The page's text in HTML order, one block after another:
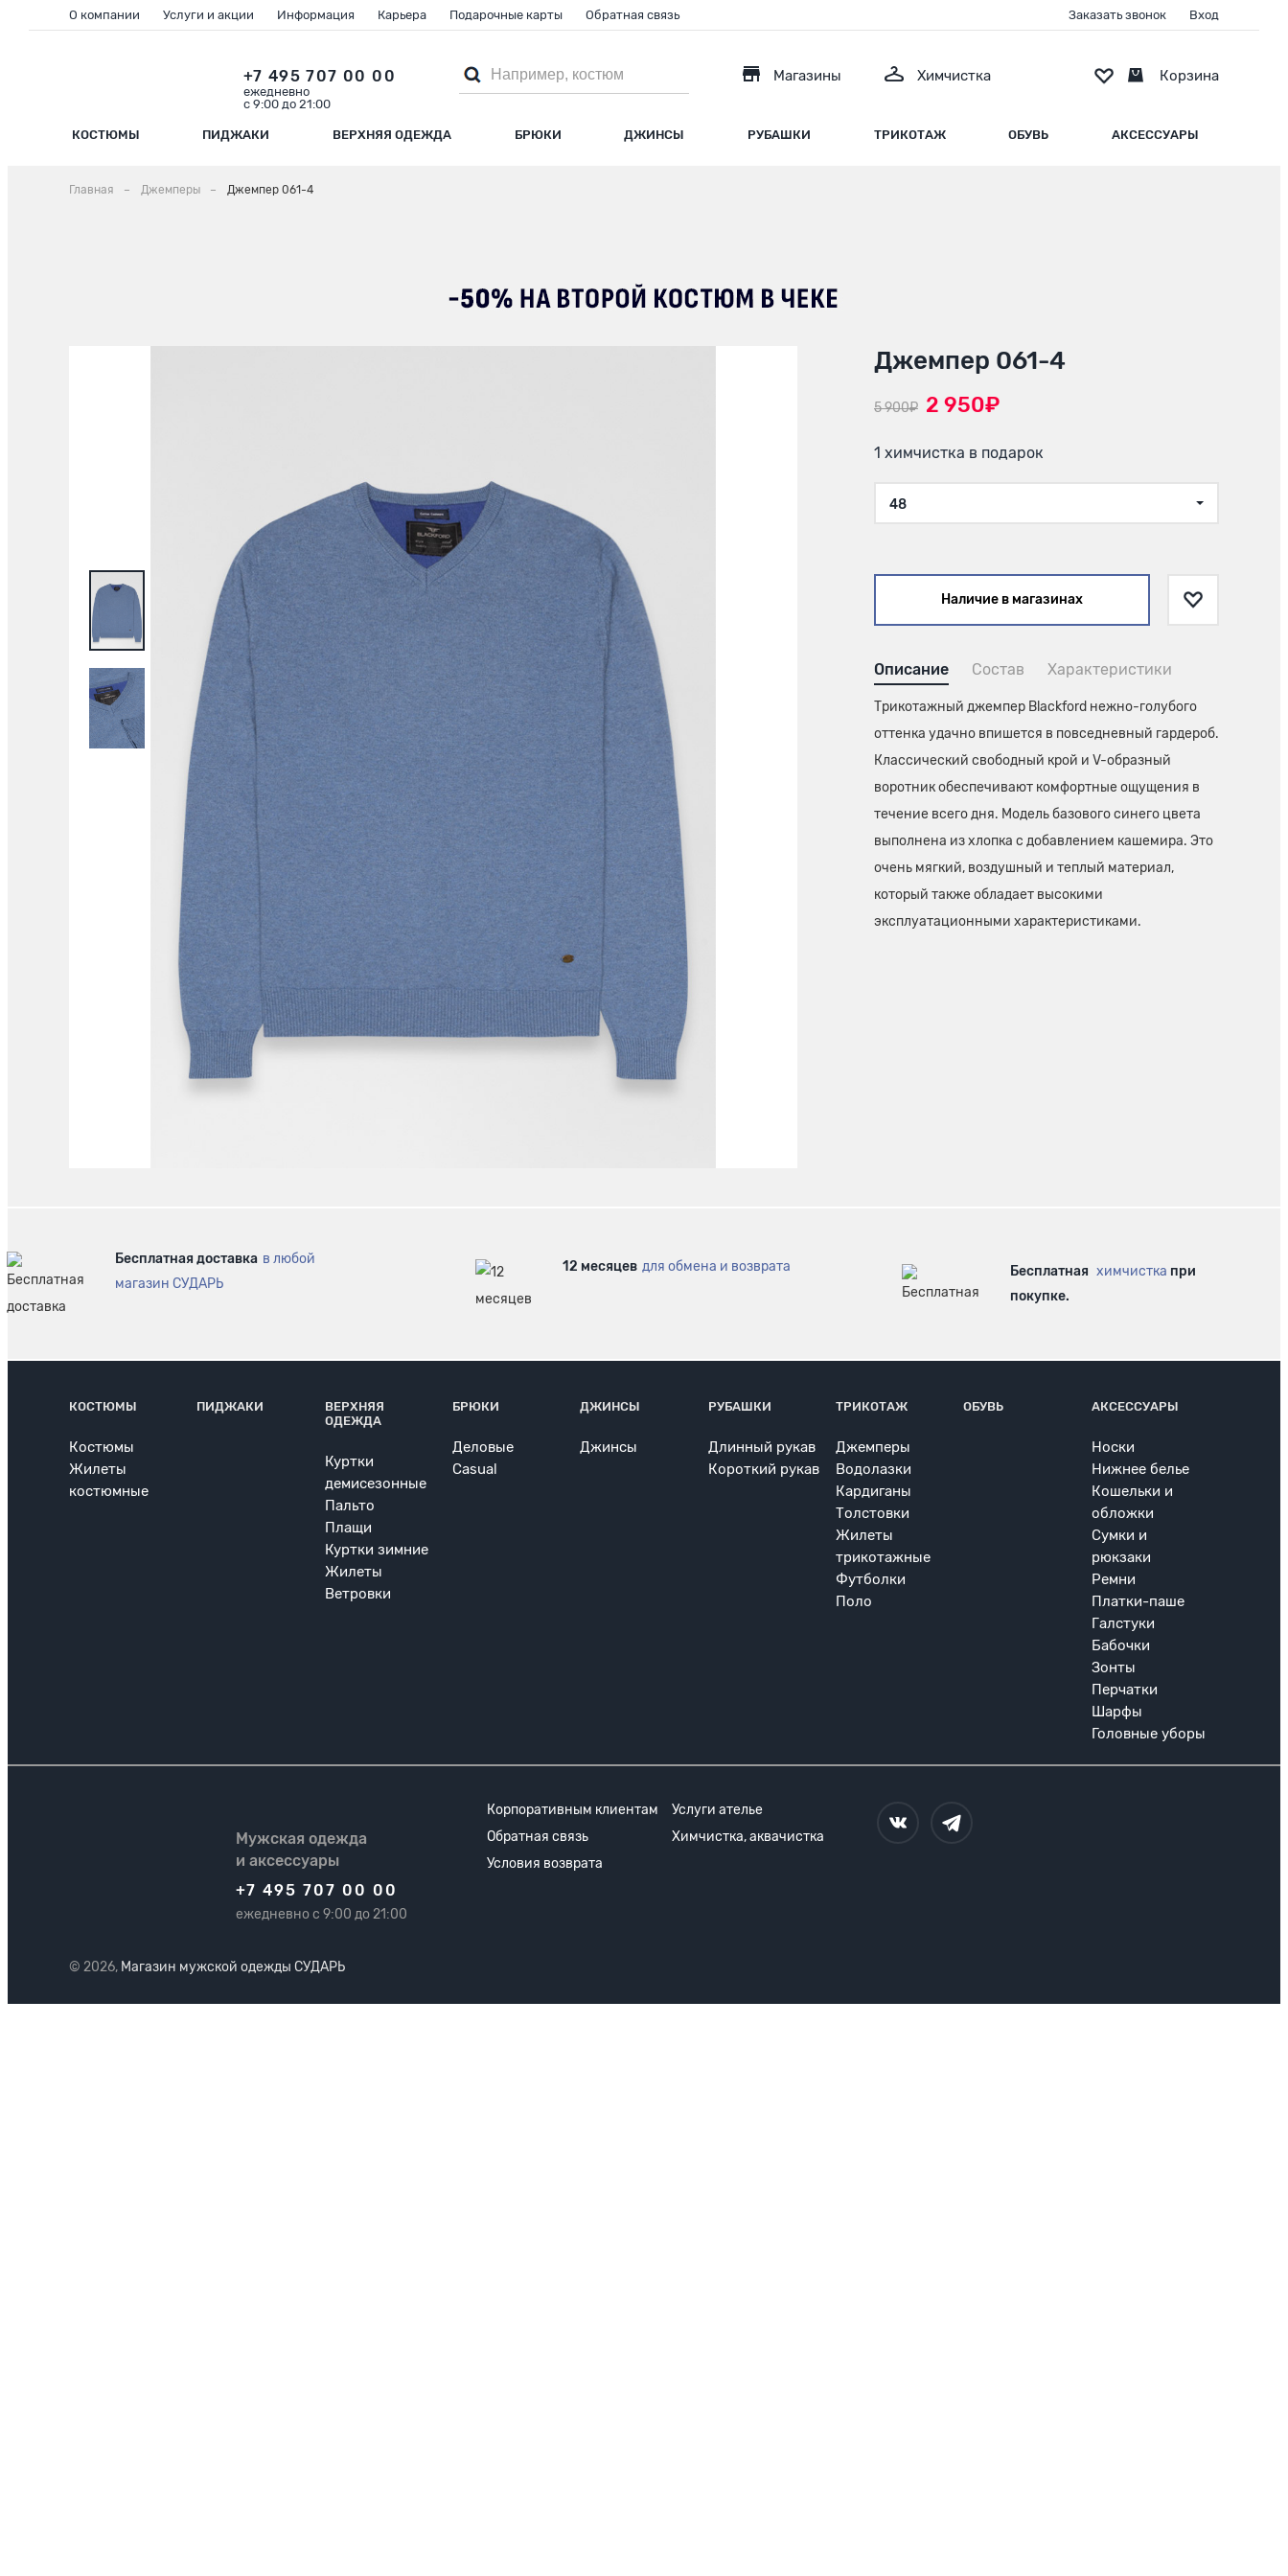
КОСТЮМЫ ПИДЖАКИ ВЕРХНЯЯ ОДЕЖДА БРЮКИ ДЖИНСЫ РУБАШКИ ТРИКОТАЖ ОБУВЬ АКСЕССУАРЫ
+7 495 707 00 00
ежедневно
с 9:00 до 21:00
Магазины Химчистка
О компании Услуги и акции Информация Карьера Подарочные карты Обратная связь Заказать звонок Вход
Корзина
Главная Джемперы Джемпер 061-4
Джемпер 061-4
5 900₽ 2 950₽
1 химчистка в подарок
48
Наличие в магазинах
Описание Состав Характеристики
Трикотажный джемпер Blackford нежно-голубого
оттенка удачно впишется в повседневный гардероб.
Классический свободный крой и V-образный
воротник обеспечивают комфортные ощущения в
течение всего дня. Модель базового синего цвета
выполнена из хлопка с добавлением кашемира. Это
очень мягкий, воздушный и теплый материал,
который также обладает высокими
эксплуатационными характеристиками.
Бесплатная доставка в любой
магазин СУДАРЬ
12 месяцев для обмена и возврата Бесплатная химчистка при
покупке.
КОСТЮМЫ
Костюмы
Жилеты
костюмные
ПИДЖАКИ
ВЕРХНЯЯ
ОДЕЖДА
Куртки
демисезонные
Пальто
Плащи
Куртки зимние
Жилеты
Ветровки
БРЮКИ
Деловые
Casual
ДЖИНСЫ
Джинсы
РУБАШКИ
Длинный рукав
Короткий рукав
ТРИКОТАЖ
Джемперы
Водолазки
Кардиганы
Толстовки
Жилеты
трикотажные
Футболки
Поло
ОБУВЬ АКСЕССУАРЫ
Носки
Нижнее белье
Кошельки и
обложки
Сумки и
рюкзаки
Ремни
Платки-паше
Галстуки
Бабочки
Зонты
Перчатки
Шарфы
Головные уборы
Мужская одежда
и аксессуары
+7 495 707 00 00
ежедневно с 9:00 до 21:00
Корпоративным клиентам
Услуги ателье
Обратная связь
Химчистка, аквачистка
Условия возврата
© 2026, Магазин мужской одежды СУДАРЬ